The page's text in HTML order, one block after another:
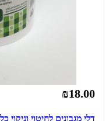
₪18.00
דלי מגבונים לחיטוי וניקוי כללי -